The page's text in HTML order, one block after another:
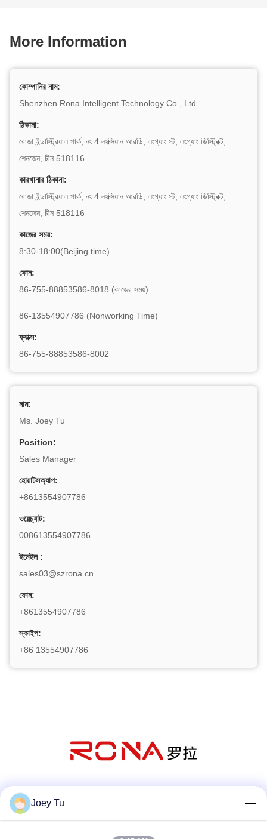
More Information
কোম্পানির নাম:
Shenzhen Rona Intelligent Technology Co., Ltd
ঠিকানা:
রোজা ইন্ডাস্ট্রিয়াল পার্ক, নং 4 লংক্সিয়ান আরডি, লংগ্যাং স্ট, লংগ্যাং ডিস্ট্রিক্ট,
শেনজেন, চীন 518116
কারখানার ঠিকানা:
রোজা ইন্ডাস্ট্রিয়াল পার্ক, নং 4 লংক্সিয়ান আরডি, লংগ্যাং স্ট, লংগ্যাং ডিস্ট্রিক্ট,
শেনজেন, চীন 518116
কাজের সময়:
8:30-18:00(Beijing time)
ফোন:
86-755-88853586-8018 (কাজের সময়)
86-13554907786 (Nonworking Time)
ফ্যাক্স:
86-755-88853586-8002
নাম:
Ms. Joey Tu
Position:
Sales Manager
হোয়াটসঅ্যাপ:
+8613554907786
ওয়েচ্যাট:
008613554907786
ইমেইল :
sales03@szrona.cn
ফোন:
+8613554907786
স্কাইপ:
+86 13554907786
Joey Tu